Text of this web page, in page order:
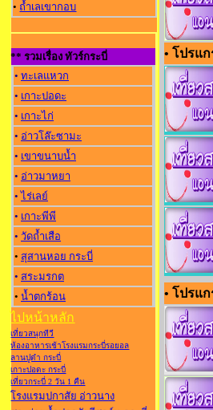
• ถ้ำเลเขากอบ
** รวมเรื่อง ทัวร์กระบี่
• ทะเลแหวก
• เกาะปอดะ
• เกาะไก่
• อ่าวโล๊ะซามะ
• เขาขนาบน้ำ
• อ่าวมาหยา
• ไร่เลย์
• เกาะพีพี
• วัดถ้ำเสือ
• สุสานหอย กระบี่
• สระมรกต
• น้ำตกร้อน
ไปหน้าหลัก
เที่ยวสนุกทีวี
ห้องอาหารเช้าโรงแรมกระบี่รอยอล
ลานปูดำ กระบี่
เกาะปอดะ กระบี่
เที่ยวกระบี่ 2 วัน 1 คืน
โรงแรมปกาสัย อ่าวนาง
• โปรแ
• โปรแ